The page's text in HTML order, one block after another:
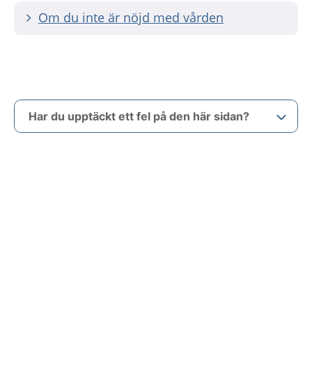
Om du inte är nöjd med vården
Har du upptäckt ett fel på den här sidan?